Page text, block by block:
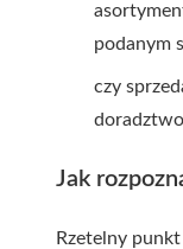
podanym
czy
Jak
Rzetelny